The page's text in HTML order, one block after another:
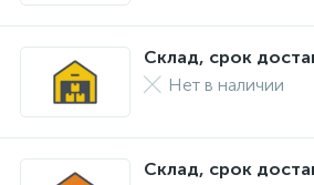
Склад, срок
Нет в наличии
Склад, срок